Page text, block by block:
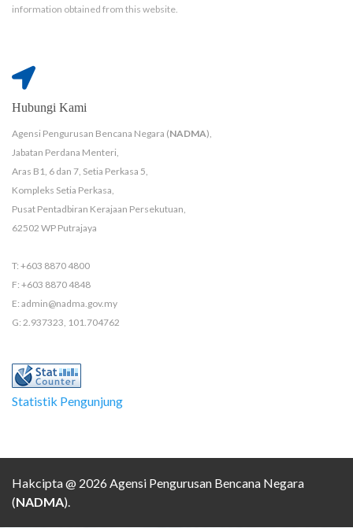
information obtained from this website.
Hubungi Kami
Agensi Pengurusan Bencana Negara (NADMA),
Jabatan Perdana Menteri,
Aras B1, 6 dan 7, Setia Perkasa 5,
Kompleks Setia Perkasa,
Pusat Pentadbiran Kerajaan Persekutuan,
62502 WP Putrajaya
T: +603 8870 4800
F: +603 8870 4848
E: admin@nadma.gov.my
G: 2.937323, 101.704762
Statistik Pengunjung
Hakcipta @ 2026 Agensi Pengurusan Bencana Negara
(NADMA).